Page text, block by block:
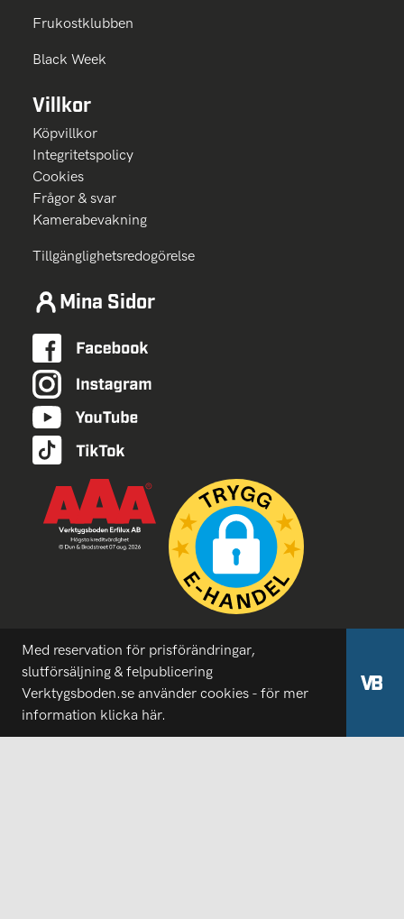
Frukostklubben
Black Week
Villkor
Köpvillkor
Integritetspolicy
Cookies
Frågor & svar
Kamerabevakning
Tillgänglighetsredogörelse
Mina Sidor
Med reservation för prisförändringar,
slutförsäljning & felpublicering
Verktygsboden.se använder cookies - för mer
information klicka här.